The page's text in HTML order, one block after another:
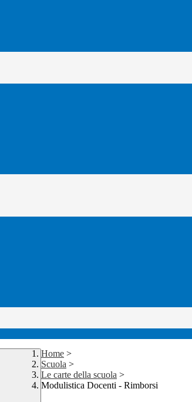
Home >
Scuola >
Le carte della scuola >
Modulistica Docenti - Rimborsi